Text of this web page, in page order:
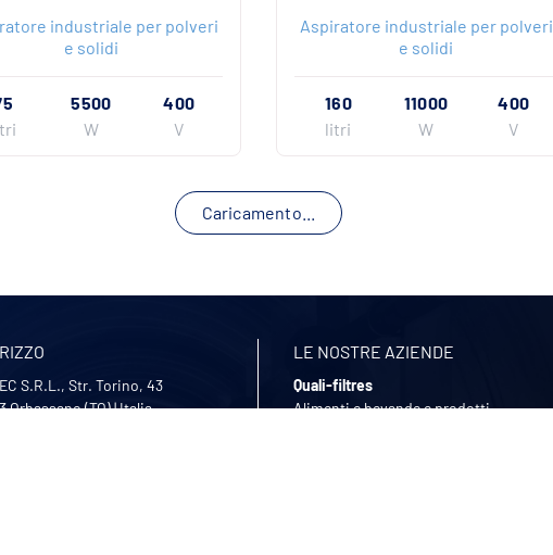
industriale per polveri
e solidi
5500
W
400
V
Aspiratore industriale per polveri
e solidi
160
litri
11000
W
400
V
Caricamento...
S.R.L., Str. Torino, 43
Orbassano (TO)|Italia
LE NOSTRE AZIENDE
Quali-filtres
Alimenti e bevande e prodotti